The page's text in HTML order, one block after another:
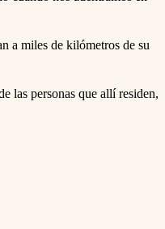
a miles de kilómetros de su
las personas que allí residen,